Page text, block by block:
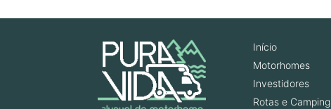
Início
Motorhomes
Investidores
Rotas e